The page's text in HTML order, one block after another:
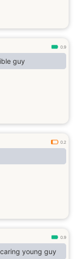
0.9
guy
0.2
0.9
and caring young guy